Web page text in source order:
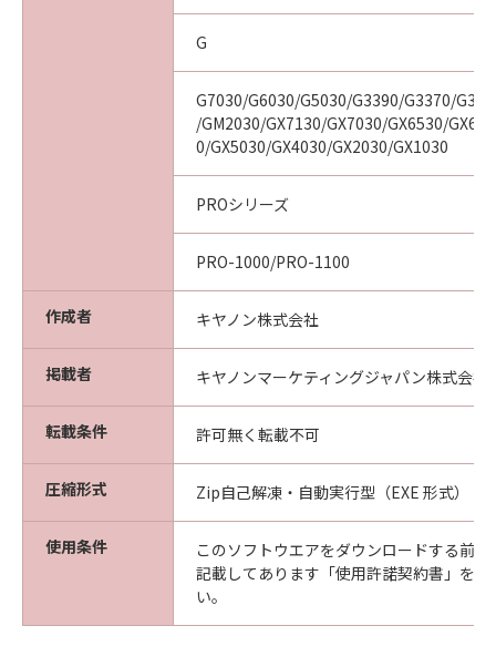
G
G7030/G6030/G5030/G3390/G3370/
/GM2030/GX7130/GX7030/GX6530/
0/GX5030/GX4030/GX2030/GX1030
PROシリーズ
PRO-1000/PRO-1100
作成者 キヤノン株式会社
掲載者 キヤノンマーケティングジャパン株式会社
転載条件 許可無く転載不可
圧縮形式 Zip自己解凍・自動実行型（EXE 形式）
使用条件
このソフトウエアをダウンロードする前
記載してあります「使用許諾契約書」を
い。